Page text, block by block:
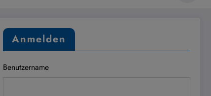
Anmelden
Benutzername